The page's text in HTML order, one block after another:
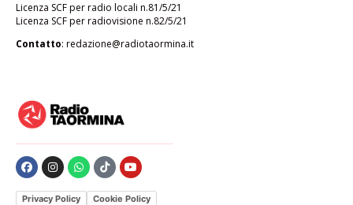
Privacy Policy Cookie Policy
Licenza SCF per radio locali n.81/5/21
Licenza SCF per radiovisione n.82/5/21
Contatto: redazione@radiotaormina.it